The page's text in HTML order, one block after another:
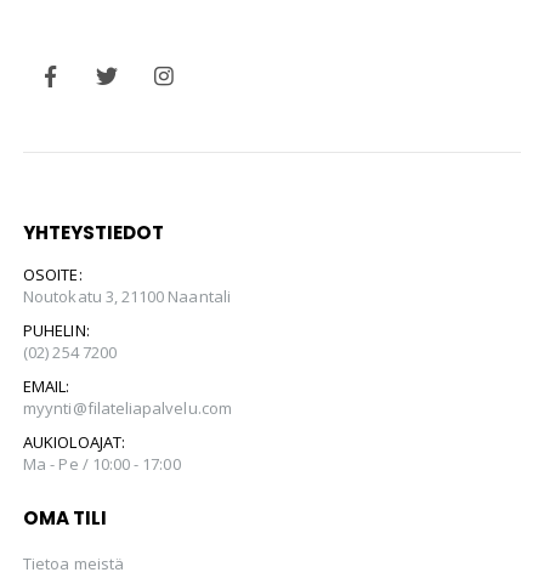
YHTEYSTIEDOT
OSOITE:
Noutokatu 3, 21100 Naantali
PUHELIN:
(02) 254 7200
EMAIL:
myynti@filateliapalvelu.com
AUKIOLOAJAT:
Ma - Pe / 10:00 - 17:00
OMA TILI
Tietoa meistä